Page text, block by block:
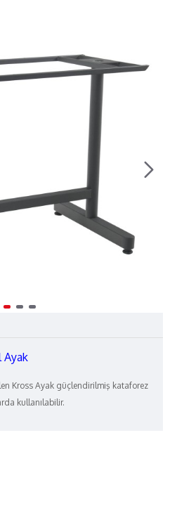
Ayak
Kross Ayak güçlendirilmiş kataforez
kullanılabilir.